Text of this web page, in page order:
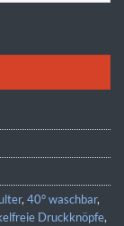
,40° waschbar,
Druckknöpfe,